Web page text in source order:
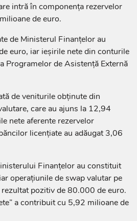
intră în componența rezervelor
de euro.
de Ministerul Finanțelor au
euro, iar ieșirile nete din conturile
Programelor de Asistență Externă
de veniturile obținute din
care au ajuns la 12,94
nete aferente rezervelor
licențiate au adăugat 3,06
Finanțelor au constituit
operațiunile de swap valutar pe
pozitiv de 80.000 de euro.
a contribuit cu 5,92 milioane de